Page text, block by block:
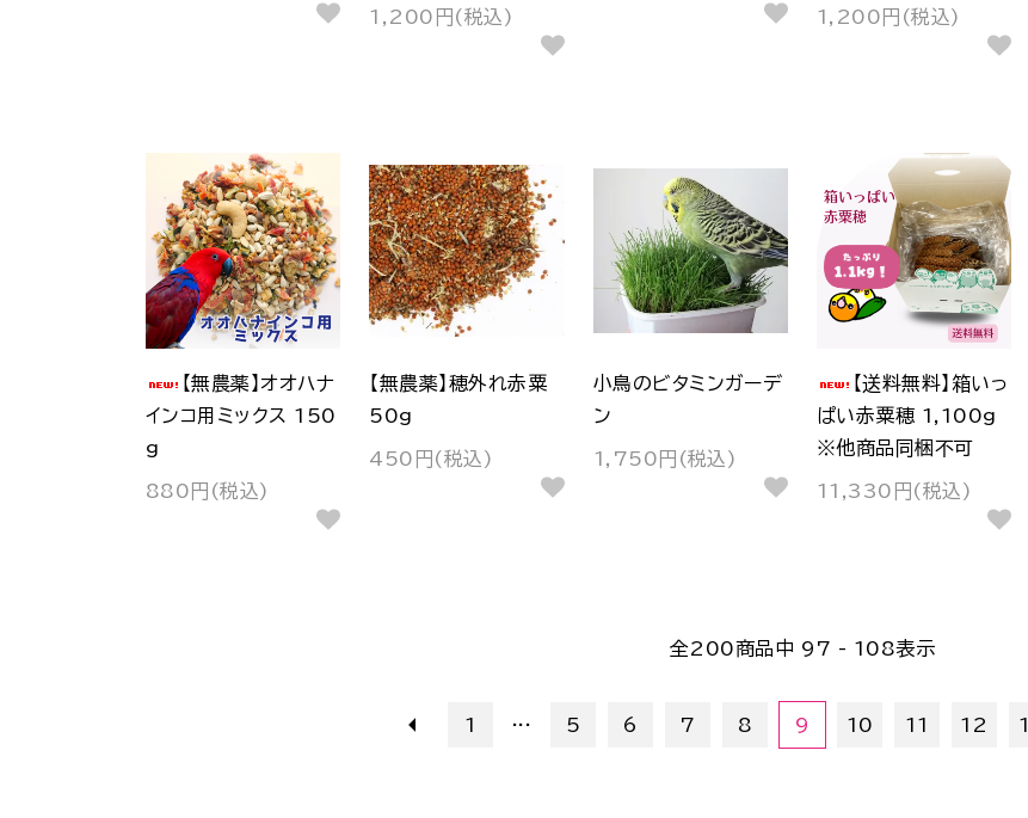
1,200円(税込) 1,200円(税込)
【無農薬】オオハナ
インコ用ミックス 150
g
880円(税込)
【無農薬】穂外れ赤粟
50g
450円(税込)
小鳥のビタミンガーデ
ン
1,750円(税込)
【送料無料】箱いっ
ぱい赤粟穂 1,100g
※他商品同梱不可
11,330円(税込)
全200商品中 97 - 108表示
1 ... 5 6 7 8 9 10 11 12